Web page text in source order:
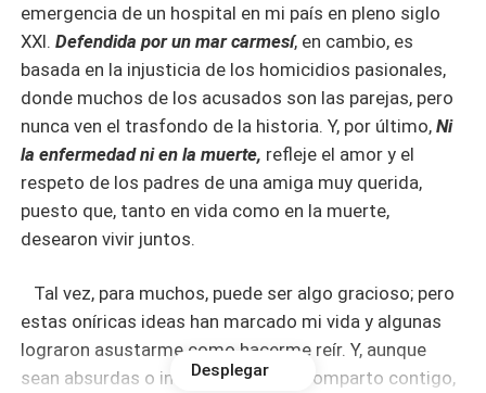
emergencia de un hospital en mi país en pleno siglo
XXI.Defendida por un mar carmesí, en cambio, es
basada en la injusticia de los homicidios pasionales,
donde muchos de los acusados son las parejas, pero
nunca ven el trasfondo de la historia. Y, por último,Ni
la enfermedad ni en la muerte, refleje el amor y el
respeto de los padres de una amiga muy querida,
puesto que, tanto en vida como en la muerte,
desearon vivir juntos.
Tal vez, para muchos, puede ser algo gracioso; pero
estas oníricas ideas han marcado mi vida y algunas
lograron asustarme como hacerme reír. Y, aunque
sean absurdas o incoherentes, las comparto contigo,
Desplegar